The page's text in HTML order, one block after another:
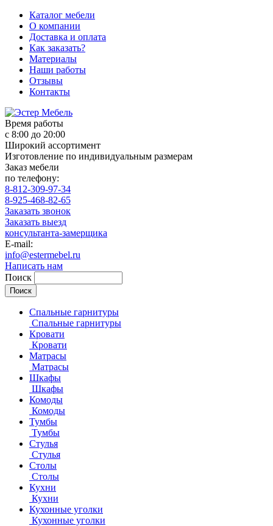
Каталог мебели
О компании
Доставка и оплата
Как заказать?
Материалы
Наши работы
Отзывы
Контакты
Время работы
с 8:00 до 20:00
Широкий ассортимент
Изготовление по индивидуальным размерам
Заказ мебели
по телефону:
8-812-309-97-34
8-925-468-82-65
Заказать звонок
Заказать выезд
консультанта-замерщика
E-mail:
info@estermebel.ru
Написать нам
Поиск
Спальные гарнитуры
Спальные гарнитуры
Кровати
Кровати
Матрасы
Матрасы
Шкафы
Шкафы
Комоды
Комоды
Тумбы
Тумбы
Стулья
Стулья
Столы
Столы
Кухни
Кухни
Кухонные уголки
Кухонные уголки